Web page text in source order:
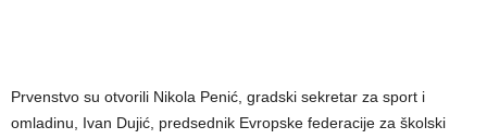
Prvenstvo su otvorili Nikola Penić, gradski sekretar za sport i
omladinu, Ivan Dujić, predsednik Evropske federacije za školski